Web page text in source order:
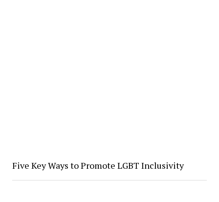
Five Key Ways to Promote LGBT Inclusivity